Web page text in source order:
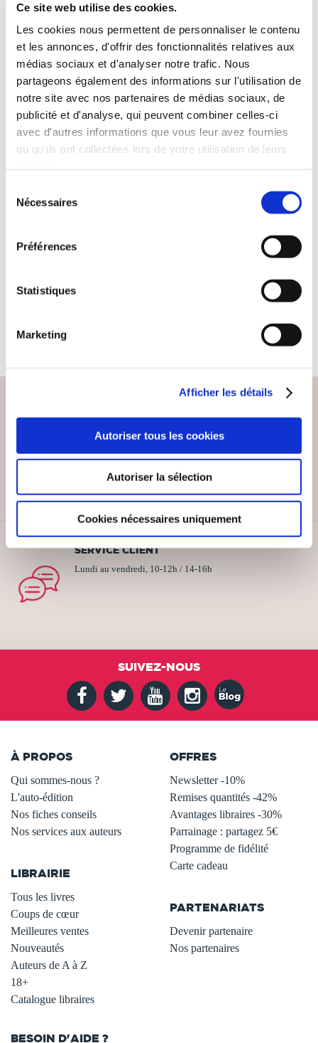
Ce site web utilise des cookies.
Les cookies nous permettent de personnaliser le contenu
et les annonces, d'offrir des fonctionnalités relatives aux
médias sociaux et d'analyser notre trafic. Nous
partageons également des informations sur l'utilisation de
notre site avec nos partenaires de médias sociaux, de
publicité et d'analyse, qui peuvent combiner celles-ci
avec d'autres informations que vous leur avez fournies
ou qu'ils ont collectées lors de votre utilisation de leurs
Nécessaires
Préférences
Statistiques
Marketing
Afficher les détails
Autoriser tous les cookies
Autoriser la sélection
Cookies nécessaires uniquement
DU NUMÉRIQUE
PAIEMENT SÉCURISÉ
Remises quantités jusqu'à -42%
SERVICE CLIENT
Lundi au vendredi, 10-12h / 14-16h
SUIVEZ-NOUS
À PROPOS
Qui sommes-nous ?
L'auto-édition
Nos fiches conseils
Nos services aux auteurs
LIBRAIRIE
Tous les livres
Coups de cœur
Meilleures ventes
Nouveautés
Auteurs de A à Z
18+
Catalogue libraires
OFFRES
Newsletter -10%
Remises quantités -42%
Avantages libraires -30%
Parrainage : partagez 5€
Programme de fidélité
Carte cadeau
PARTENARIATS
Devenir partenaire
Nos partenaires
BESOIN D'AIDE ?